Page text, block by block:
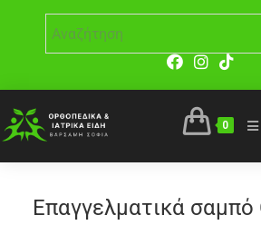
0
Eπαγγελματικά σαμπό